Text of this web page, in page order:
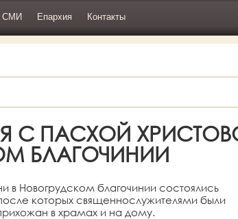
СМИ Епархия Контакты
С ПАСХОЙ
БЛАГОЧИНИИ
в Новогрудском благочинии состоялись
которых священнослужителями были
в храмах и на дому.